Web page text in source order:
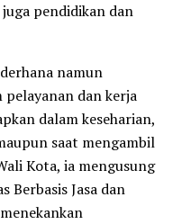
pendidikan dan
namun
pelayanan dan kerja
dalam keseharian,
saat mengambil
Kota, ia mengusung
Berbasis Jasa dan